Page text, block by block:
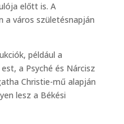
előtt is. A
a város születésnapján
például a
a Psyché és Nárcisz
Christie-mű alapján
lesz a Békési